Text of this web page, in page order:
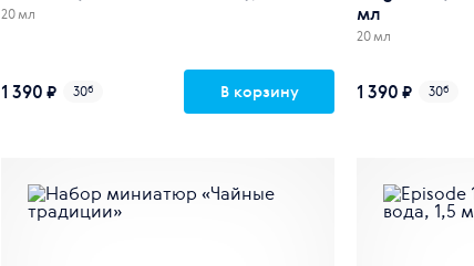
20 мл
1 390 ₽ 30б В корзину
мл
20 мл
1 390 ₽ 30б